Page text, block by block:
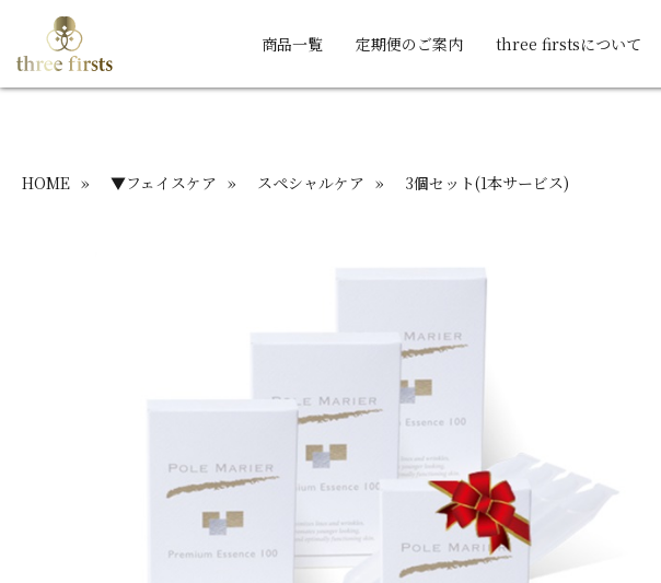
商品一覧 定期便のご案内 three firstsについて
HOME » ▼フェイスケア » スペシャルケア » 3個セット(1本サービス)